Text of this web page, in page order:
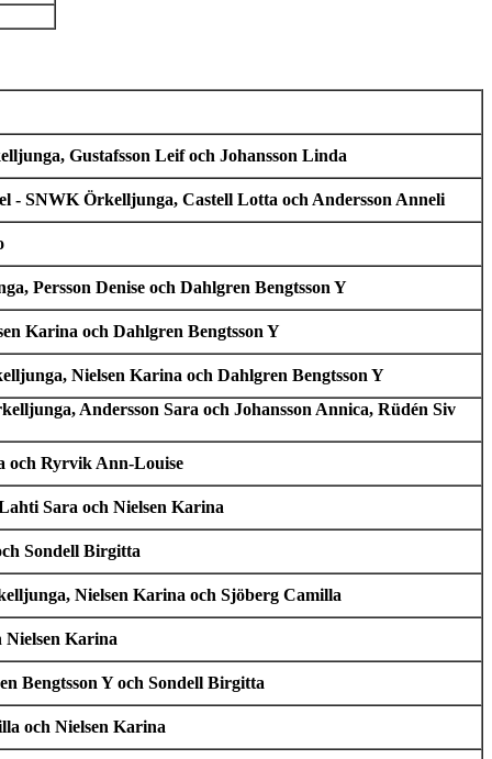
Gustafsson Leif och Johansson Linda
- SNWK Örkelljunga, Castell Lotta och Andersson Anneli
Persson Denise och Dahlgren Bengtsson Y
Karina och Dahlgren Bengtsson Y
Nielsen Karina och Dahlgren Bengtsson Y
Andersson Sara och Johansson Annica, Rüdén Siv
och Ryrvik Ann-Louise
Sara och Nielsen Karina
Sondell Birgitta
Nielsen Karina och Sjöberg Camilla
Nielsen Karina
Bengtsson Y och Sondell Birgitta
och Nielsen Karina